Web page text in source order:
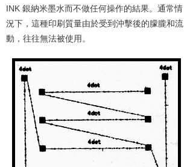
INK 銀納米墨水而不做任何操作的結果。通常情
況下，這種印刷質量由於受到沖擊後的朦朧和流
動，往往無法被使用。